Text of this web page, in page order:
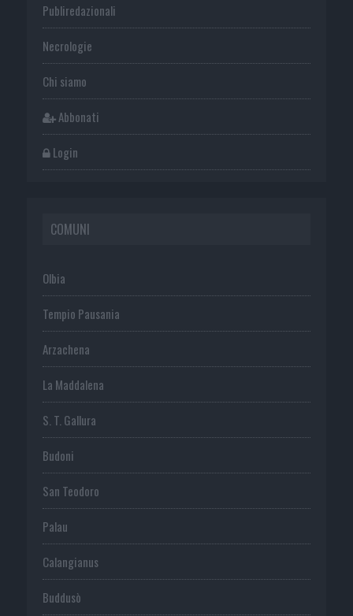
Publiredazionali
Necrologie
Chi siamo
Abbonati
Login
COMUNI
Olbia
Tempio Pausania
Arzachena
La Maddalena
S. T. Gallura
Budoni
San Teodoro
Palau
Calangianus
Buddusò